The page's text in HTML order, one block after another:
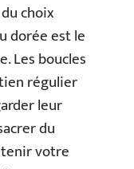
choix
dorée est le
Les boucles
régulier
leur
du
votre